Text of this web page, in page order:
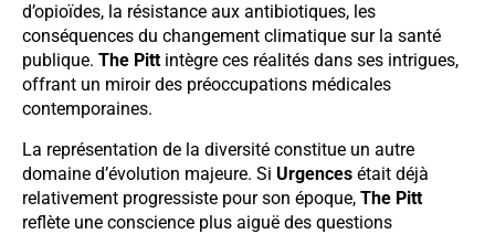
d’opioïdes, la résistance aux antibiotiques, les
conséquences du changement climatique sur la santé
publique. The Pitt intègre ces réalités dans ses intrigues,
offrant un miroir des préoccupations médicales
contemporaines.
La représentation de la diversité constitue un autre
domaine d’évolution majeure. Si Urgences était déjà
relativement progressiste pour son époque, The Pitt
reflète une conscience plus aiguë des questions